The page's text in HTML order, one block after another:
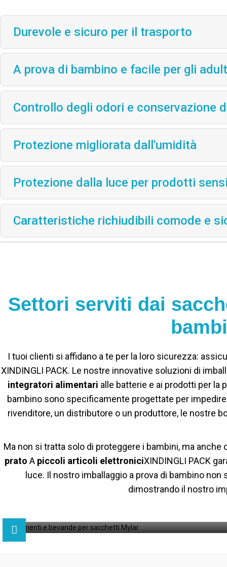
Durevole e sicuro per il trasporto
A prova di bambino e facile per gli
Controllo degli odori e conservazione
Protezione migliorata dall'umidità
Protezione dalla luce per prodotti
Caratteristiche richiudibili comode e
Settori serviti dai
I tuoi clienti si affidano a te per la loro sicurezza:
XINDINGLI PACK. Le nostre innovative soluzioni di
integratori alimentari alle batterie e ai prodotti per la
bambino sono specificamente progettate per
rivenditore, un distributore o un produttore, le nostre
Ma non si tratta solo di proteggere i bambini, ma
prato A piccoli articoli elettroniciXINDINGLI PACK
luce. Il nostro imballaggio a prova di bambino
dimostrando il nostro